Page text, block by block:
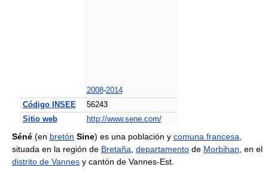
2008-2014
Código INSEE
56243
Sitio web
http://www.sene.com/
Séné (en bretón Sine) es una población y comuna francesa
situada en la región de Bretaña departamento de Morbihan , en el
distrito de Vannes y cantón de Vannes-Est.